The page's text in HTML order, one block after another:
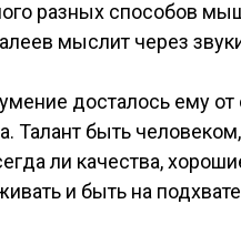
разных способов
мыслит через
досталось ему
Талант быть
ли качества,
и быть на